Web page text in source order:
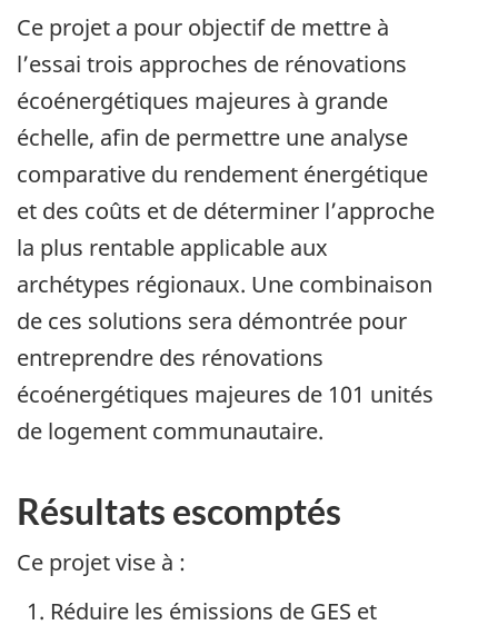
Ce projet a pour objectif de mettre à
l’essai trois approches de rénovations
écoénergétiques majeures à grande
échelle, afin de permettre une analyse
comparative du rendement énergétique
et des coûts et de déterminer l’approche
la plus rentable applicable aux
archétypes régionaux. Une combinaison
de ces solutions sera démontrée pour
entreprendre des rénovations
écoénergétiques majeures de 101 unités
de logement communautaire.
Résultats escomptés
Ce projet vise à :
Réduire les émissions de GES et